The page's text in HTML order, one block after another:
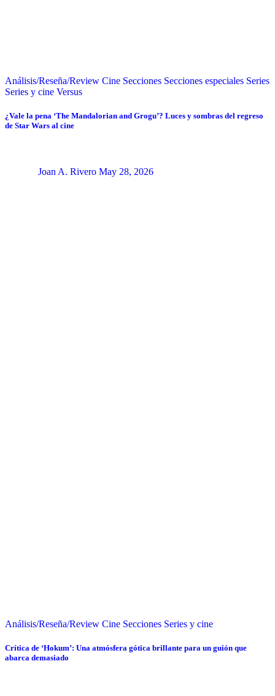
Análisis/Reseña/Review Cine Secciones Secciones especiales Series
Series y cine Versus
¿Vale la pena ‘The Mandalorian and Grogu’? Luces y sombras del regreso
de Star Wars al cine
Joan A. Rivero May 28, 2026
Análisis/Reseña/Review Cine Secciones Series y cine
Crítica de ‘Hokum’: Una atmósfera gótica brillante para un guión que
abarca demasiado